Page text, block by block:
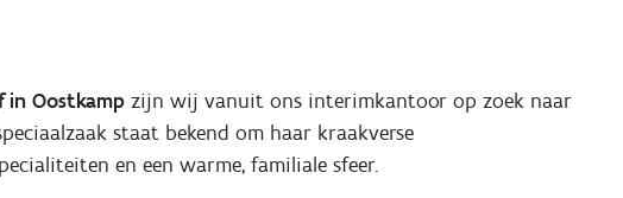
in Oostkamp zijn wij vanuit ons interimkantoor op zoek naar
staat bekend om haar kraakverse
en een warme, familiale sfeer.